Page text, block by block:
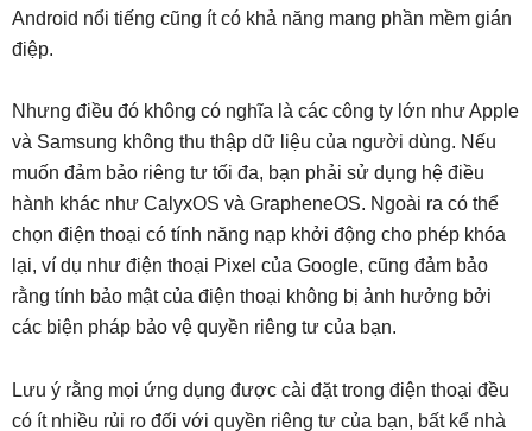
Android nổi tiếng cũng ít có khả năng mang phần mềm gián
điệp.
Nhưng điều đó không có nghĩa là các công ty lớn như Apple
và Samsung không thu thập dữ liệu của người dùng. Nếu
muốn đảm bảo riêng tư tối đa, bạn phải sử dụng hệ điều
hành khác như CalyxOS và GrapheneOS. Ngoài ra có thể
chọn điện thoại có tính năng nạp khởi động cho phép khóa
lại, ví dụ như điện thoại Pixel của Google, cũng đảm bảo
rằng tính bảo mật của điện thoại không bị ảnh hưởng bởi
các biện pháp bảo vệ quyền riêng tư của bạn.
Lưu ý rằng mọi ứng dụng được cài đặt trong điện thoại đều
có ít nhiều rủi ro đối với quyền riêng tư của bạn, bất kể nhà